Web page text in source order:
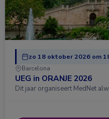
zo 18 oktober 2026 om
Barcelona
UEG in ORANJE 2026
Dit jaar organiseert MedNet